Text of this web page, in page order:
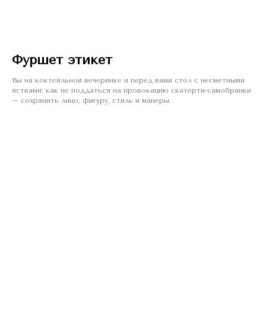
Фуршет этикет
Вы на коктейльной вечеринке и перед вами стол с несметными
яствами: как не поддаться на провокацию скатерти-самобранки
– сохранить лицо, фигуру, стиль и манеры.